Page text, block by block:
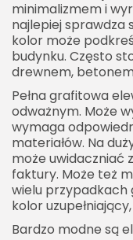
minimalizmem i
najlepiej sprawdza
kolor może
budynku. Często
drewnem,
Pełna grafitowa
odważnym. Może
wymaga
materiałów. Na
może uwidaczniać
faktury. Może też
wielu przypadkach
kolor
Bardzo modne są